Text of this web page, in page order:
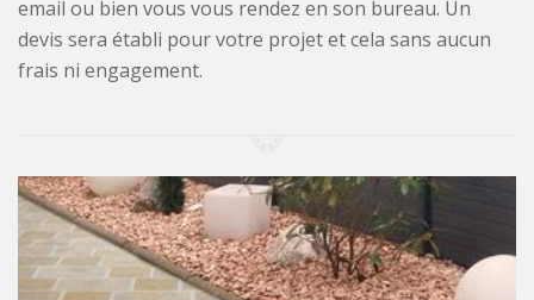
email ou bien vous vous rendez en son bureau. Un
devis sera établi pour votre projet et cela sans aucun
frais ni engagement.